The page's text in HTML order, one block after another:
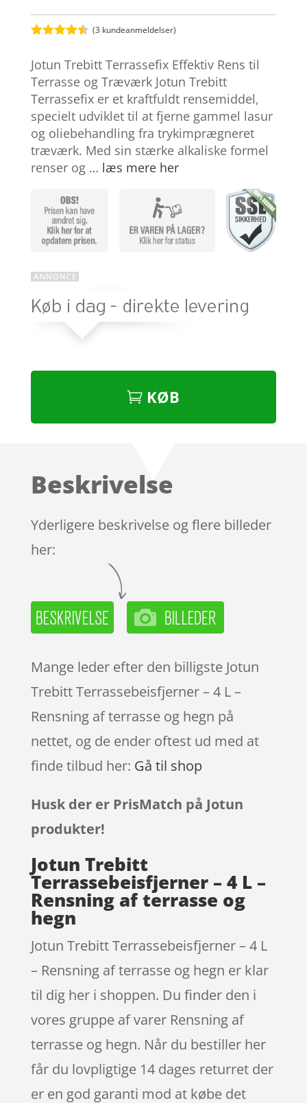
ud af 5
baseret
på
kundebedø
mmelser
(3 kundeanmeldelser)
Jotun Trebitt Terrassefix Effektiv Rens til
Terrasse og Træværk Jotun Trebitt
Terrassefix er et kraftfuldt rensemiddel,
specielt udviklet til at fjerne gammel lasur
og oliebehandling fra trykimprægneret
træværk. Med sin stærke alkaliske formel
renser og … læs mere her
KØB
Beskrivelse
Yderligere beskrivelse og flere billeder
her:
Mange leder efter den billigste Jotun
Trebitt Terrassebeisfjerner – 4 L –
Rensning af terrasse og hegn på
nettet, og de ender oftest ud med at
finde tilbud her: Gå til shop
Husk der er PrisMatch på Jotun
produkter!
Jotun Trebitt
Terrassebeisfjerner – 4 L –
Rensning af terrasse og
hegn
Jotun Trebitt Terrassebeisfjerner – 4 L
– Rensning af terrasse og hegn er klar
til dig her i shoppen. Du finder den i
vores gruppe af varer Rensning af
terrasse og hegn. Når du bestiller her
får du lovpligtige 14 dages returret der
er en god garanti mod at købe det